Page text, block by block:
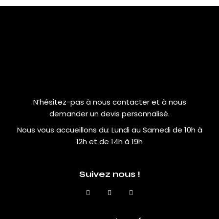
N’hésitez-pas à nous contacter et à nous
demander un devis personnalisé.
Nous vous accueillons du: Lundi au Samedi de 10h à
12h et de 14h à 19h
Suivez nous !